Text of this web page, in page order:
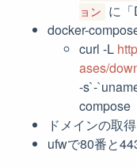
ョン
に
docker-
curl -L
ases/
-s`-
compose
ドメインの取得
ufwで80番と